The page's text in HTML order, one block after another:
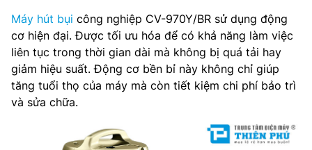
Máy hút bụi công nghiệp CV-970Y/BR sử dụng động
cơ hiện đại. Được tối ưu hóa để có khả năng làm việc
liên tục trong thời gian dài mà không bị quá tải hay
giảm hiệu suất. Động cơ bền bỉ này không chỉ giúp
tăng tuổi thọ của máy mà còn tiết kiệm chi phí bảo trì
và sửa chữa.